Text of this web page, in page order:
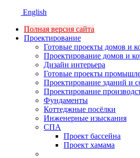
English
Полная версия сайта
Проектирование
Готовые проекты домов и
Проектирование домов и
Дизайн интерьера
Готовые проекты
Проектирование зданий и
Проектирование
Фундаменты
Коттеджные посёлки
Инженерные изыскания
СПА
Проект бассейна
Проект хамама